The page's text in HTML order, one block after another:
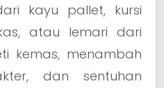
kayu pallet, kursi
atau lemari dari
kemas, menambah
dan sentuhan